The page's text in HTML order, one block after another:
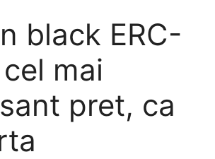
black ERC-
mai
pret, ca